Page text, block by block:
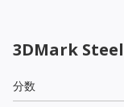
3DMark
分数